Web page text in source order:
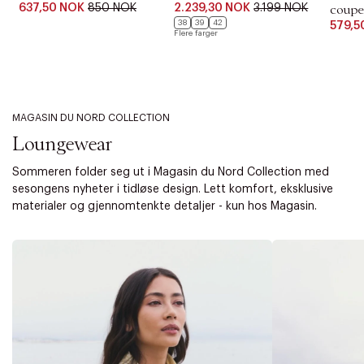
637,50 NOK 850 NOK 2.239,30 NOK 3.199 NOK
38 39
42
Flere farger
MAGASIN DU NORD COLLECTION
Loungewear
Sommeren folder seg ut i Magasin du Nord Collection med
sesongens nyheter i tidløse design. Lett komfort, eksklusive
materialer og gjennomtenkte detaljer - kun hos Magasin.